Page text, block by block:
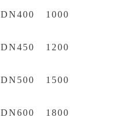
DN400 1000
DN450 1200
DN500 1500
DN600 1800